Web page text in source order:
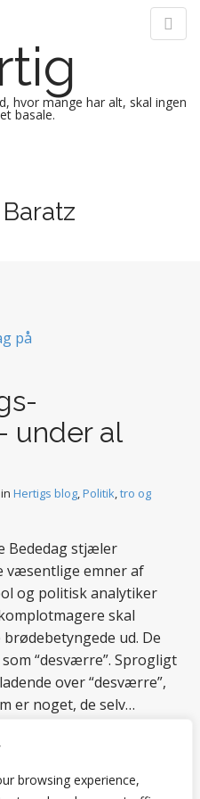
browsing experience,
hvor mange har alt, skal ingen
basale.
under al
in Hertigs blog,Politik,tro og
Bededag stjæler
væsentlige emner af
og politisk analytiker
skal
ud. De
“desværre”. Sprogligt
over “desværre”,
er noget, de selv…